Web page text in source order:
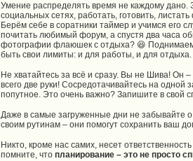
Умение распределять время не каждому
социальных сетях, работать, готовить,
Берём себе в соратники таймер и учимся его
почитать любимый форум, а спустя два часа
фотографии флаюшек с отдыха? 😆
быть свои лимиты: и для работы, и для отдыха.
Не хватайтесь за всё и сразу. Вы не Шива! Он
всего две руки! Сосредотачивайтесь на одной
попутное. Это очень важно? Запишите в свой
Даже в самые загруженные дни не забывайте
своим рутинам – они помогут сохранить ваш
Никто, кроме нас самих, несет
помните, что планирование – это не просто